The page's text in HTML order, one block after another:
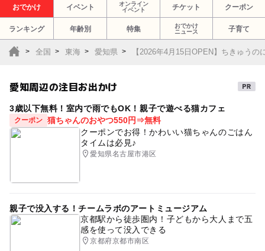
おでかけ イベント
オンライン
イベント
チケット クーポン
ランキング 年齢別 特集
おでかけ
ニュース
子育て
全国 東海 愛知県 【2026年4月15日OPEN】ちきゅう
愛知周辺の注目お出かけ
3歳以下無料！室内で雨でもOK！親子で遊べる猫カフェ
クーポン 猫ちゃんのおやつ550円⇒無料
クーポンでお得！かわいい猫ちゃんのごはん
タイムは必見♪
愛知県名古屋市港区
親子で没入する！チームラボのアートミュージアム
京都駅から徒歩圏内！子どもから大人まで五
感を使って没入できる
京都府京都市南区